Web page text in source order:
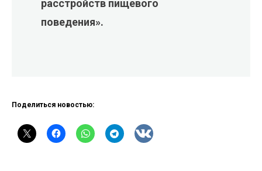
расстройств пищевого
поведения».
Поделиться новостью: